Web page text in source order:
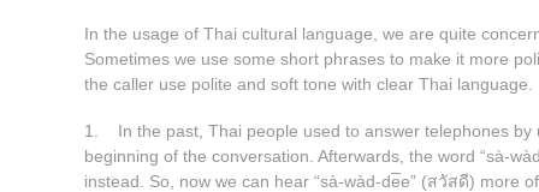
In the usage of Thai cultural language, we are quite
Sometimes we use some short phrases to make it more
the caller use polite and soft tone with clear Thai language.
1. In the past, Thai people used to answer telephones by
beginning of the conversation. Afterwards, the word “sà-
instead. So, now we can hear “sà-wàd-de̅e” (สวัสดี) more